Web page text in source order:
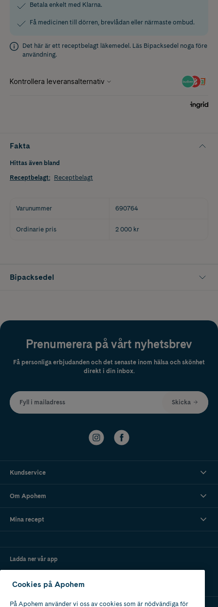
Betala enkelt med Klarna.
Få medicinen till dörren, brevlådan eller närmaste ombud.
Det här är ett receptbelagt läkemedel. Läs Bipacksedel noga före
användning.
Fakta
Hittas även bland
Receptbelagt: Receptbelagt
Varunummer 690764
Ordinarie pris 2 000 kr
Bipacksedel
Prenumerera på vårt nyhetsbrev
Få personliga erbjudanden och det senaste inom hälsa och skönhet
direkt i din inbox.
Fyll i mailadress Skicka
Kundservice
Om Apohem
Mina recept
Ladda ner vår app
Cookies på Apohem
På Apohem använder vi oss av cookies som är nödvändiga för